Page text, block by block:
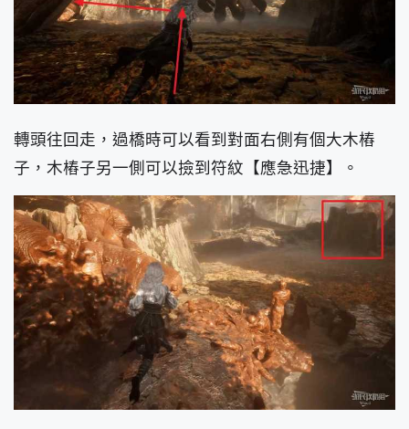
轉頭往回走，過橋時可以看到對面右側有個大木樁
子，木樁子另一側可以撿到符紋【應急迅捷】。